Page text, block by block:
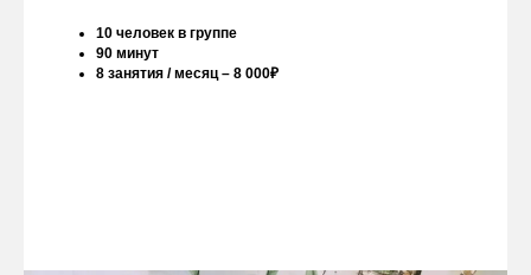
10 человек в группе
90 минут
8 занятия / месяц – 8 000₽